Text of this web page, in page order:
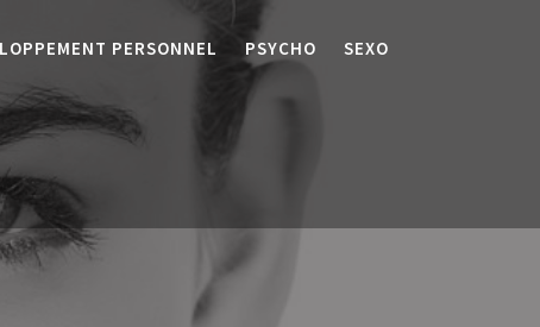
PERSONNEL PSYCHO SEXO